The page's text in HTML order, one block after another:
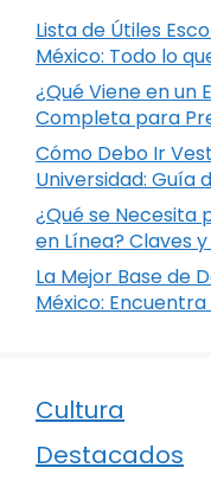
Lista de Útiles
México: Todo lo
¿Qué Viene en un
Completa para
Cómo Debo Ir
Universidad: Guía
¿Qué se Necesita
en Línea? Claves
La Mejor Base de
México:
Cultura
Destacados